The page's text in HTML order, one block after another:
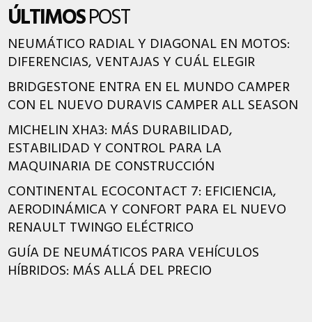
ÚLTIMOSPOST
NEUMÁTICO RADIAL Y DIAGONAL EN MOTOS:
DIFERENCIAS, VENTAJAS Y CUÁL ELEGIR
BRIDGESTONE ENTRA EN EL MUNDO CAMPER
CON EL NUEVO DURAVIS CAMPER ALL SEASON
MICHELIN XHA3: MÁS DURABILIDAD,
ESTABILIDAD Y CONTROL PARA LA
MAQUINARIA DE CONSTRUCCIÓN
CONTINENTAL ECOCONTACT 7: EFICIENCIA,
AERODINÁMICA Y CONFORT PARA EL NUEVO
RENAULT TWINGO ELÉCTRICO
GUÍA DE NEUMÁTICOS PARA VEHÍCULOS
HÍBRIDOS: MÁS ALLÁ DEL PRECIO